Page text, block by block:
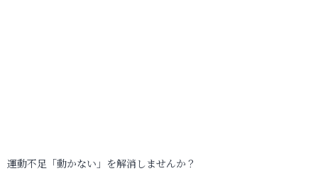
運動不足「動かない」を解消しませんか？